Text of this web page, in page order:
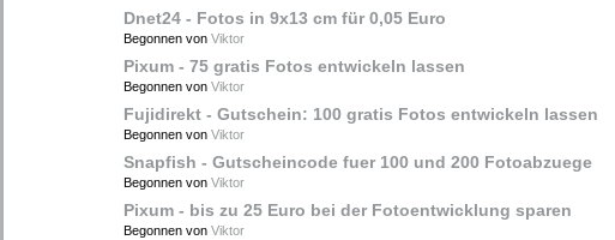
Dnet24 - Fotos in 9x13 cm für 0,05 Euro
Begonnen von Viktor
Pixum - 75 gratis Fotos entwickeln lassen
Begonnen von Viktor
Fujidirekt - Gutschein: 100 gratis Fotos entwickeln lassen
Begonnen von Viktor
Snapfish - Gutscheincode fuer 100 und 200 Fotoabzuege
Begonnen von Viktor
Pixum - bis zu 25 Euro bei der Fotoentwicklung sparen
Begonnen von Viktor